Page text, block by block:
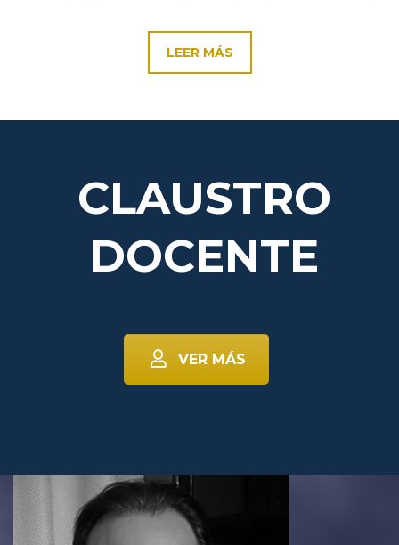
LEER MÁS
CLAUSTRO
DOCENTE
VER MÁS